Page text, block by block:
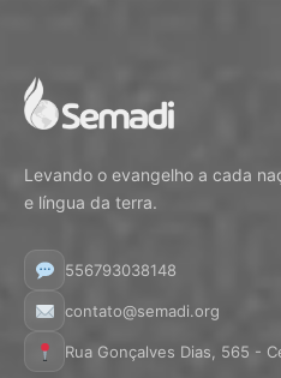
Levando o evangelho a cada
e língua da terra.
556793038148
contato@semadi.org
Rua Gonçalves Dias, 565 -